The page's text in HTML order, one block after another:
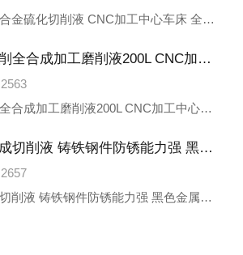
宿州不锈钢钛铜铝合金硫化切削液 CNC加工中心车床 全合成 磨削油厂家衡水朱雀新材料科技有限公司是一家专业研发生产工业润滑油产品的厂家，致力为金属加工领域提供绿色、安全、高性价比的高端产品。我公司主要产品
宿州铸铁防锈磨削全合成加工磨削液200L CNC加工中心绿色车床切削液
2563
宿州铸铁防锈磨削全合成加工磨削液200L CNC加工中心绿色车床切削液衡水朱雀新材料科技有限公司是一家专业研发生产工业润滑油产品的厂家，致力为金属加工领域提供绿色、安全、高性价比的高端产品。我公司主要产品
宿州德兰帝半合成切削液 铸铁钢件防锈能力强 黑色金属磨削润滑
2657
宿州德兰帝半合成切削液 铸铁钢件防锈能力强 黑色金属磨削润滑衡水朱雀新材料科技有限公司是一家专业研发生产工业润滑油产品的厂家，致力为金属加工领域提供绿色、安全、高性价比的高端产品。我公司主要产品产品包含：